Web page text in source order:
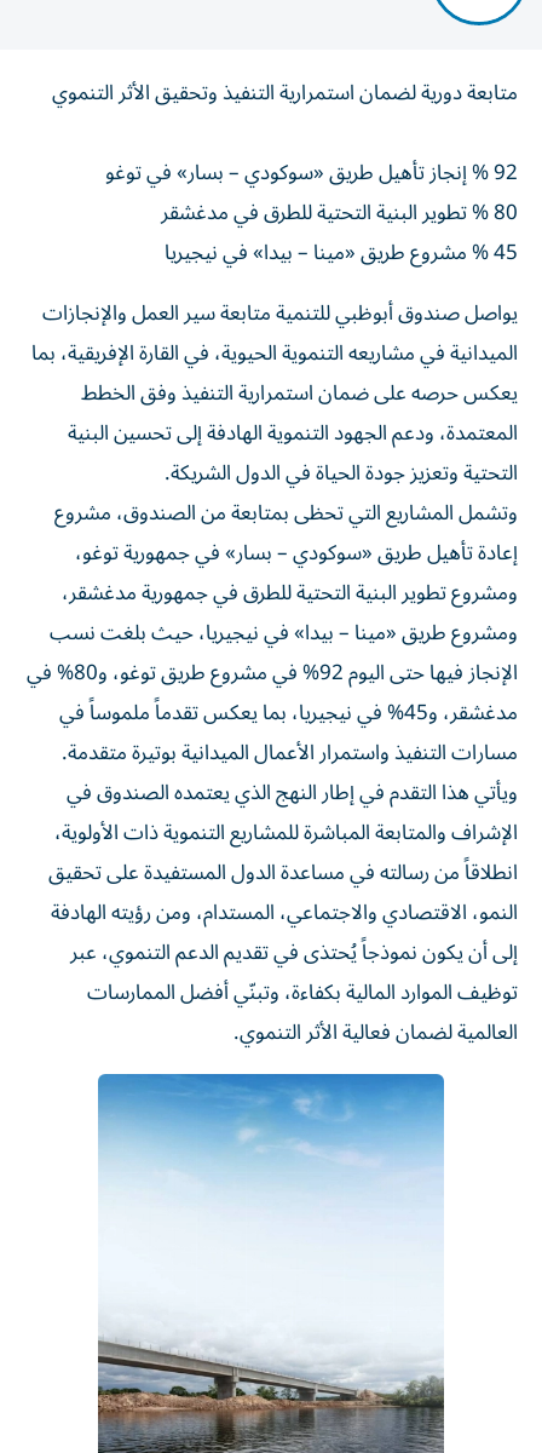
متابعة دورية لضمان استمرارية التنفيذ وتحقيق الأثر التنموي
92 % إنجاز تأهيل طريق «سوكودي – بسار» في توغو
80 % تطوير البنية التحتية للطرق في مدغشقر
45 % مشروع طريق «مينا – بيدا» في نيجيريا
يواصل صندوق أبوظبي للتنمية متابعة سير العمل والإنجازات
الميدانية في مشاريعه التنموية الحيوية، في القارة الإفريقية، بما
يعكس حرصه على ضمان استمرارية التنفيذ وفق الخطط
المعتمدة، ودعم الجهود التنموية الهادفة إلى تحسين البنية
التحتية وتعزيز جودة الحياة في الدول الشريكة.
وتشمل المشاريع التي تحظى بمتابعة من الصندوق، مشروع
إعادة تأهيل طريق «سوكودي – بسار» في جمهورية توغو،
ومشروع تطوير البنية التحتية للطرق في جمهورية مدغشقر،
ومشروع طريق «مينا – بيدا» في نيجيريا، حيث بلغت نسب
الإنجاز فيها حتى اليوم 92% في مشروع طريق توغو، و80% في
مدغشقر، و45% في نيجيريا، بما يعكس تقدماً ملموساً في
مسارات التنفيذ واستمرار الأعمال الميدانية بوتيرة متقدمة.
ويأتي هذا التقدم في إطار النهج الذي يعتمده الصندوق في
الإشراف والمتابعة المباشرة للمشاريع التنموية ذات الأولوية،
انطلاقاً من رسالته في مساعدة الدول المستفيدة على تحقيق
النمو، الاقتصادي والاجتماعي، المستدام، ومن رؤيته الهادفة
إلى أن يكون نموذجاً يُحتذى في تقديم الدعم التنموي، عبر
توظيف الموارد المالية بكفاءة، وتبنّي أفضل الممارسات
العالمية لضمان فعالية الأثر التنموي.